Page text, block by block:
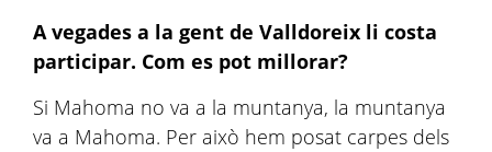
A vegades a la gent de Valldoreix li costa
participar. Com es pot millorar?
Si Mahoma no va a la muntanya, la muntanya
va a Mahoma. Per això hem posat carpes dels